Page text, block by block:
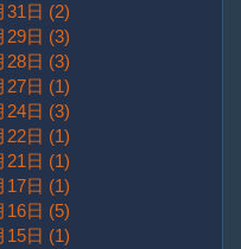
31日 (2)
29日 (3)
28日 (3)
27日 (1)
24日 (3)
22日 (1)
21日 (1)
17日 (1)
16日 (5)
15日 (1)